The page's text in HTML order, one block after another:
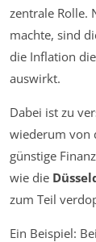
zentrale Rolle.
machte, sind
die Inflation
auswirkt.
Dabei ist zu
wiederum von
günstige
wie die
zum Teil
Ein Beispiel: